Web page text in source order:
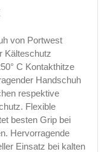
von Portwest
Kälteschutz
C Kontakthitze
Handschuh
respektive
Flexible
besten Grip bei
Hervorragende
Einsatz bei kalten